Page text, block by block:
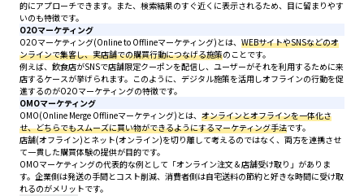
的にアプローチできます。また、検索結果のすぐ近くに表示されるため、目に留まりやす
いのも特徴です。
O2Oマーケティング
O2Oマーケティング(Online to Offlineマーケティング)とは、 WEBサイトやSNSなどのオ
ンラインで集客し、実店舗での購買行動につなげる施策のことです。
例えば、飲食店がSNSで店舗限定クーポンを配信し、ユーザーがそれを利用するために来
店するケースが挙げられます。このように、デジタル施策を活用しオフラインの行動を促
進するのがO2Oマーケティングの特徴です。
OMOマーケティング
OMO(Online Merge Offlineマーケティング)とは、 オンラインとオフラインを一体化さ
せ、どちらでもスムーズに買い物ができるようにするマーケティング手法です。
店舗(オフライン)とネット(オンライン)を切り離して考えるのではなく、両方を連携させ
て一貫した購買体験の提供が目的です。
OMOマーケティングの代表的な例として「オンライン注文＆店舗受け取り」がありま
す。企業側は発送の手間とコスト削減、消費者側は自宅送料の節約と好きな時間に受け取
れるのがメリットです。